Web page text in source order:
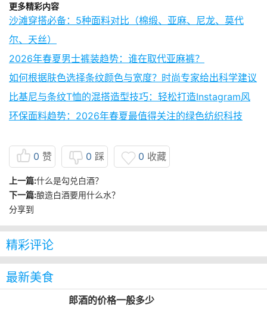
更多精彩内容
沙滩穿搭必备：5种面料对比（棉缎、亚麻、尼龙、莫代
尔、天丝）
2026年春夏男士裤装趋势：谁在取代亚麻裤？
如何根据肤色选择条纹颜色与宽度？时尚专家给出科学建议
比基尼与条纹T恤的混搭造型技巧：轻松打造Instagram风
环保面料趋势：2026年春夏最值得关注的绿色纺织科技
0 赞 0 踩 0 收藏
上一篇:什么是勾兑白酒？
下一篇:酿造白酒要用什么水？
分享到
精彩评论
最新美食
郎酒的价格一般多少